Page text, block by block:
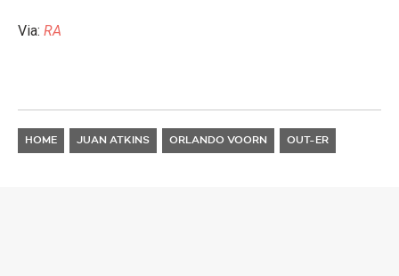
Via: RA
HOME JUAN ATKINS ORLANDO VOORN OUT-ER